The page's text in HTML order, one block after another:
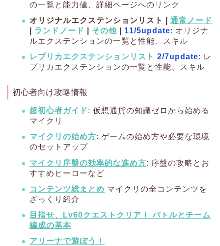
の一覧と能力値、詳細ページへのリンク
オリジナルエクステンションリスト | 通常ノード
ランドノード その他 11/5update: オリジナ
ルエクステンションの一覧と性能、スキル
レプリカエクステンションリスト 2/7update: レ
プリカエクステンションの一覧と性能、スキル
初心者向け攻略情報
超初心者ガイド: 仮想通貨の知識ゼロから始める
マイクリ
マイクリの始め方: ゲームの始め方や必要な環境
のセットアップ
マイクリ序盤の効率的な進め方: 序盤の攻略とお
すすめヒーローなど
コンテンツ総まとめ マイクリの全コンテンツを
ざっくり紹介
目指せ、Lv60クエストクリア！ バトルとチーム
編成の基本
アリーナで遊ぼう！